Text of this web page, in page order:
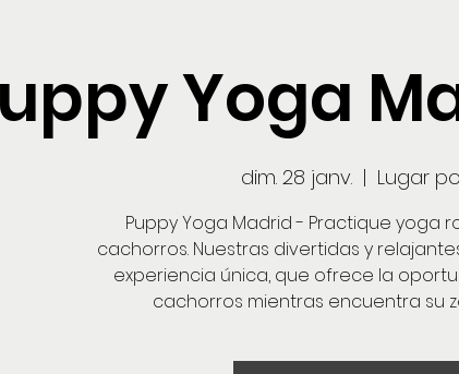
Yoga
dim. 28 janv.
  |
Lugar
Puppy Yoga Madrid - Practique yoga
cachorros. Nuestras divertidas y
experiencia única, que ofrece la
cachorros mientras encuentra su